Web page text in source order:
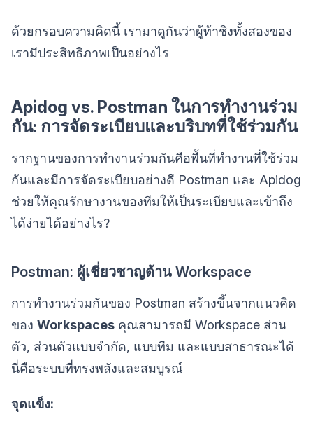
ด้วยกรอบความคิดนี้ เรามาดูกันว่าผู้ท้าชิงทั้งสองของ
เรามีประสิทธิภาพเป็นอย่างไร
Apidog vs. Postman ในการทำงานร่วม
กัน: การจัดระเบียบและบริบทที่ใช้ร่วมกัน
รากฐานของการทำงานร่วมกันคือพื้นที่ทำงานที่ใช้ร่วม
กันและมีการจัดระเบียบอย่างดี Postman และ Apidog
ช่วยให้คุณรักษางานของทีมให้เป็นระเบียบและเข้าถึง
ได้ง่ายได้อย่างไร?
Postman: ผู้เชี่ยวชาญด้าน Workspace
การทำงานร่วมกันของ Postman สร้างขึ้นจากแนวคิด
ของ Workspaces คุณสามารถมี Workspace ส่วน
ตัว, ส่วนตัวแบบจำกัด, แบบทีม และแบบสาธารณะได้
นี่คือระบบที่ทรงพลังและสมบูรณ์
จุดแข็ง: